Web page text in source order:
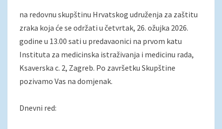
na redovnu skupštinu Hrvatskog udruženja za zaštitu
zraka koja će se održati u četvrtak, 26. ožujka 2026.
godine u 13.00 sati u predavaonici na prvom katu
Instituta za medicinska istraživanja i medicinu rada,
Ksaverska c. 2, Zagreb. Po završetku Skupštine
pozivamo Vas na domjenak.
Dnevni red: